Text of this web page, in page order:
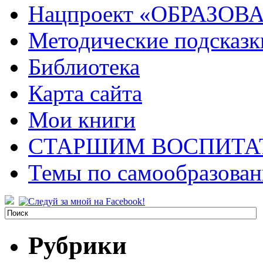
Нацпроект
Методические
Библиотека
Карта сайта
Мои книги
СТАРШИМ
Темы по
Рубрики